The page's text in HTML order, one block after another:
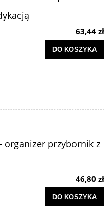
63,44 zł
DO KOSZYKA
organizer przybornik z
46,80 zł
DO KOSZYKA